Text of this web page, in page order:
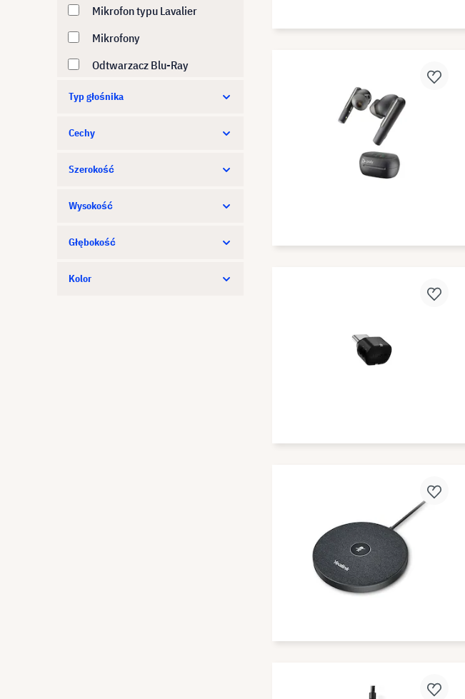
Owl Labs
Poly
SHOKZ
Shure
SMART
Yealink
Mikrofon typu Lavalier
Mikrofony
Odtwarzacz Blu-Ray
System konferencji
Słuchawki
Wzmacniacze
Zestawy audio
Typ głośnika
Cechy
Szerokość
Wysokość
Głębokość
Kolor